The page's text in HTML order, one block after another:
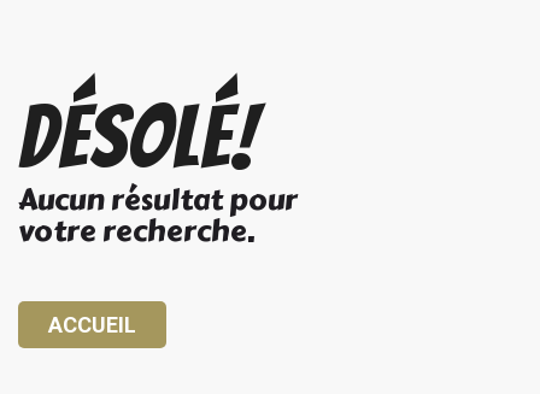
Désolé!
Aucun résultat pour
votre recherche.
ACCUEIL